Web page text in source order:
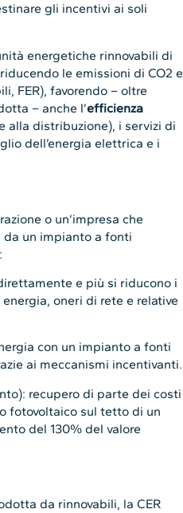
gli incentivi ai soli
energetiche rinnovabili di
le emissioni di CO2 e
FER), favorendo – oltre
– anche l’efficienza
alla distribuzione), i servizi di
dell’energia elettrica e i
o un’impresa che
da un impianto a fonti
e più si riducono i
oneri di rete e relative
con un impianto a fonti
ai meccanismi incentivanti.
recupero di parte dei costi
fotovoltaico sul tetto di un
del 130% del valore
da rinnovabili, la CER